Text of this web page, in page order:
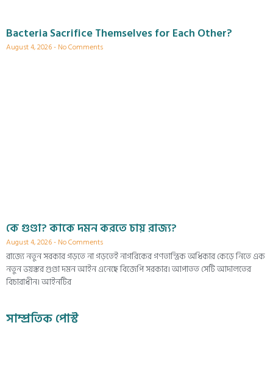
Bacteria Sacrifice Themselves for Each Other?
August 4, 2026 No Comments
কে গুণ্ডা? কাকে দমন করতে চায় রাজ্য?
August 4, 2026 No Comments
রাজ্যে নতুন সরকার গড়তে না গড়তেই নাগরিকের গণতান্ত্রিক অধিকার কেড়ে নিতে এক
নতুন ভয়ঙ্কর গুণ্ডা দমন আইন এনেছে বিজেপি সরকার। আপাতত সেটি আদালতের
বিচারাধীন। আইনটির
সাম্প্রতিক পোস্ট